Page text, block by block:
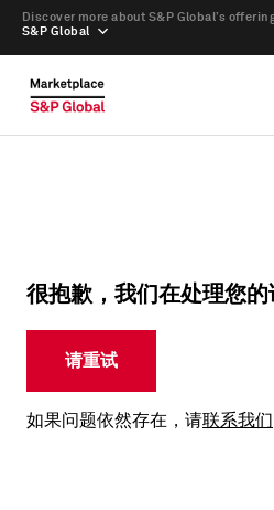
S&P Global
Discover more about S&P Global’s
很抱歉，我们在处理您的
请重试
如果问题依然存在，请联系我们